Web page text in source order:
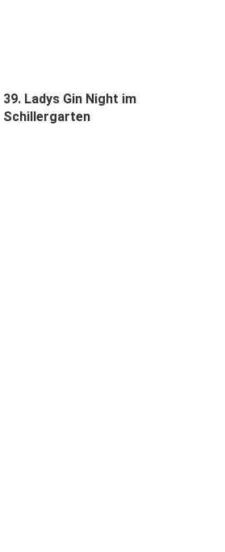
39. Ladys Gin Night im
Schillergarten